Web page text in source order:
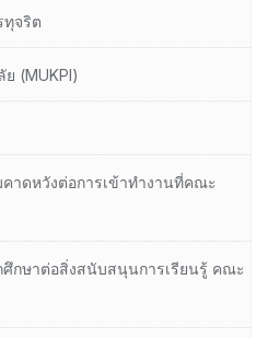
ทุจริต
(MUKPI)
าดหวังต่อการเข้าทำงานที่คณะ
ศึกษาต่อสิ่งสนับสนุนการเรียนรู้ คณะ